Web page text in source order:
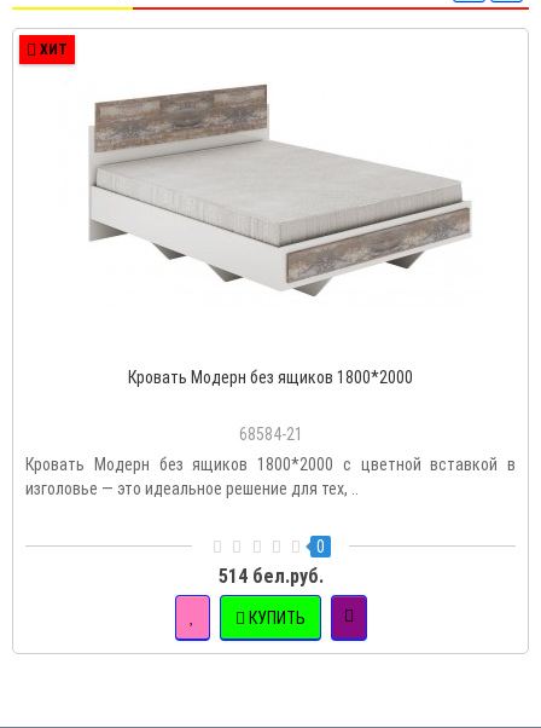
ХИТ
Кровать Модерн без ящиков 1800*2000
68584-21
Кровать Модерн без ящиков 1800*2000 с цветной вставкой в
изголовье — это идеальное решение для тех, ..
0
514 бел.руб.
КУПИТЬ